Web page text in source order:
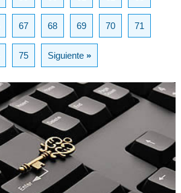
67 68 69 70 71
75 Siguiente»